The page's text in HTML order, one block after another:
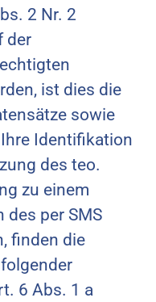
2 Nr. 2
der
ist dies die
sowie
Identifikation
des teo.
zu einem
per SMS
finden die
6 Abs. 1 a